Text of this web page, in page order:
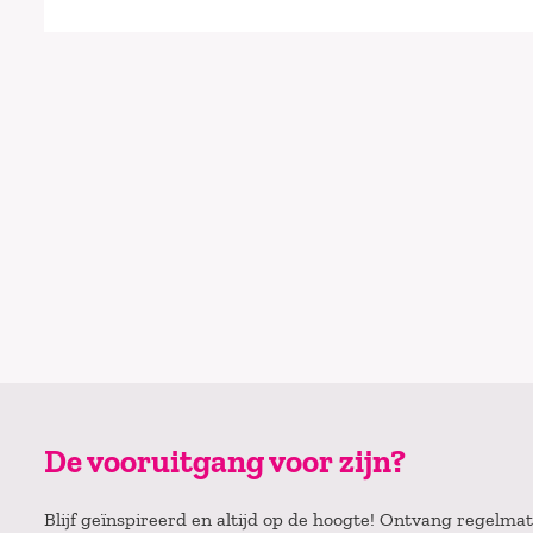
De vooruitgang voor zijn?
Blijf geïnspireerd en altijd op de hoogte! Ontvang